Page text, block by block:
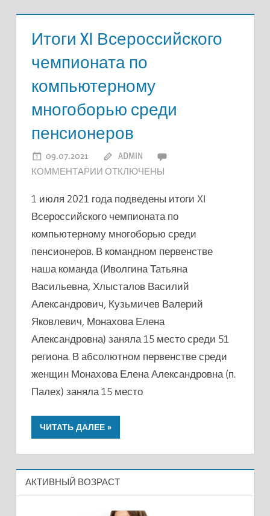
Итоги XI Всероссийского
чемпионата по
компьютерному
многоборью среди
пенсионеров
09.07.2021
ADMIN
КОММЕНТАРИИ К
ИТОГИ
XI
ВСЕРОССИЙСКОГО
ЧЕМПИОНАТА
ПО
КОМПЬЮТЕРНОМУ
СРЕДИ
ПЕНСИОНЕРОВ
ОТКЛЮЧЕНЫ
1 июля 2021 года подведены итоги XI
Всероссийского чемпионата по
компьютерному многоборью среди
пенсионеров. В командном первенстве
наша команда (Иволгина Татьяна
Васильевна, Хлысталов Василий
Александрович, Кузьмичев Валерий
Яковлевич, Монахова Елена
Александровна) заняла 15 место среди 51
региона. В абсолютном первенстве среди
женщин Монахова Елена Александровна (п.
Палех) заняла 15 место
ЧИТАТЬ ДАЛЕЕ
АКТИВНЫЙ ВОЗРАСТ